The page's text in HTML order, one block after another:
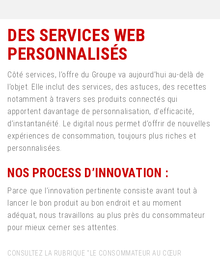
DES SERVICES WEB
PERSONNALISÉS
Côté services, l’offre du Groupe va aujourd’hui au-delà de
l’objet. Elle inclut des services, des astuces, des recettes
notamment à travers ses produits connectés qui
apportent davantage de personnalisation, d’efficacité,
d’instantanéité. Le digital nous permet d’offrir de nouvelles
expériences de consommation, toujours plus riches et
personnalisées.
NOS PROCESS D’INNOVATION :
Parce que l’innovation pertinente consiste avant tout à
lancer le bon produit au bon endroit et au moment
adéquat, nous travaillons au plus près du consommateur
pour mieux cerner ses attentes.
CONSULTEZ LA RUBRIQUE "LE CONSOMMATEUR AU CŒUR